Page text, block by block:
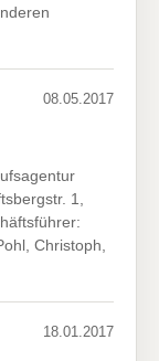
08.05.2017
1,
Christoph,
18.01.2017